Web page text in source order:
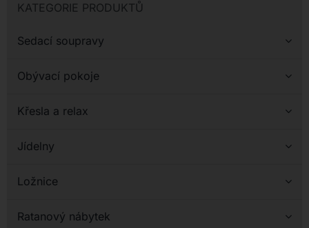
KATEGORIE PRODUKTŮ
Sedací soupravy
Obývací pokoje
Křesla a relax
Jídelny
Ložnice
Ratanový nábytek